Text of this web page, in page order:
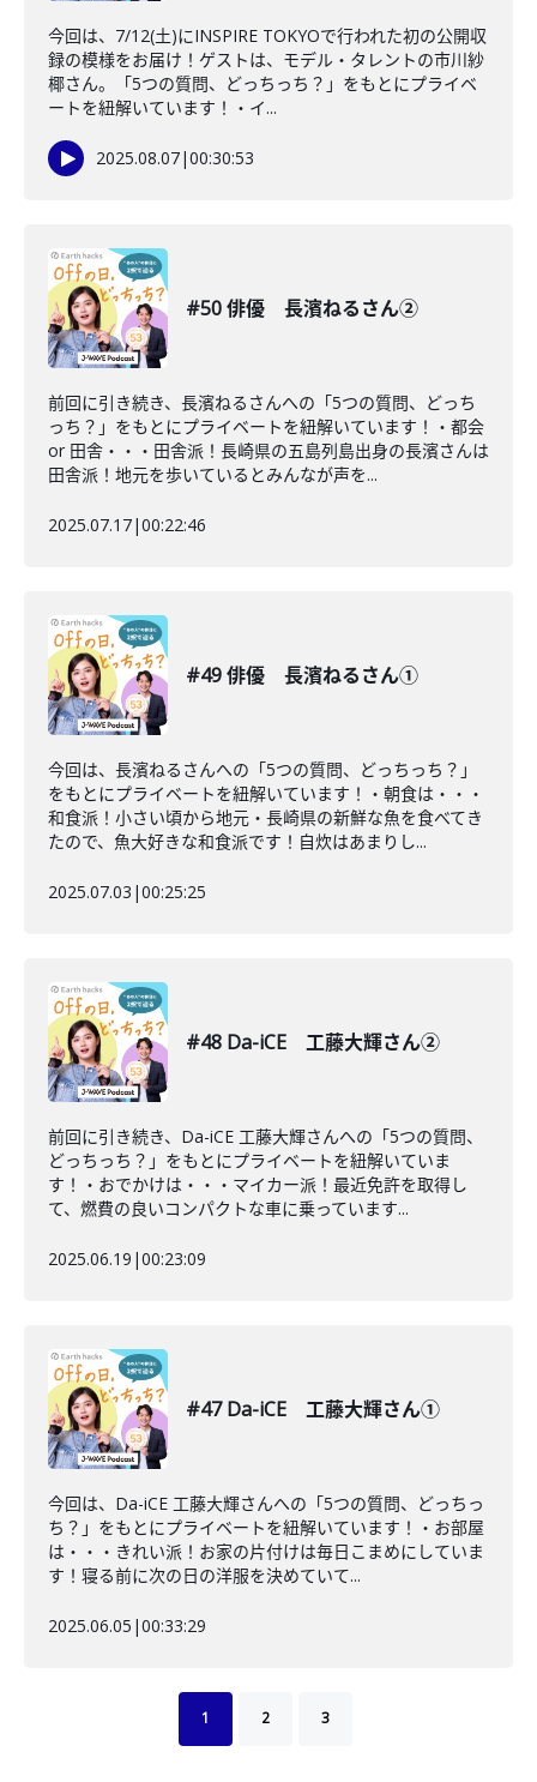
今回は、7/12(土)にINSPIRE TOKYOで行われた初の公開収
録の模様をお届け！ゲストは、モデル・タレントの市川紗
椰さん。「5つの質問、どっちっち？」をもとにプライベ
ートを紐解いています！・イ...
2025.08.07|00:30:53
#50 俳優 長濱ねるさん②
前回に引き続き、長濱ねるさんへの「5つの質問、どっち
っち？」をもとにプライベートを紐解いています！・都会
or 田舎・・・田舎派！長崎県の五島列島出身の長濱さんは
田舎派！地元を歩いているとみんなが声を...
2025.07.17|00:22:46
#49 俳優 長濱ねるさん①
今回は、長濱ねるさんへの「5つの質問、どっちっち？」
をもとにプライベートを紐解いています！・朝食は・・・
和食派！小さい頃から地元・長崎県の新鮮な魚を食べてき
たので、魚大好きな和食派です！自炊はあまりし...
2025.07.03 |00:25:25
#48 Da-iCE 工藤大輝さん②
前回に引き続き、Da-iCE 工藤大輝さんへの「5つの質問、
どっちっち？」をもとにプライベートを紐解いていま
す！・おでかけは・・・マイカー派！最近免許を取得し
て、燃費の良いコンパクトな車に乗っています...
2025.06.19 |00:23:09
#47 Da-iCE 工藤大輝さん①
今回は、Da-iCE 工藤大輝さんへの「5つの質問、どっちっ
ち？」をもとにプライベートを紐解いています！・お部屋
は・・・きれい派！お家の片付けは毎日こまめにしていま
す！寝る前に次の日の洋服を決めていて...
2025.06.05 |00:33:29
1 2 3